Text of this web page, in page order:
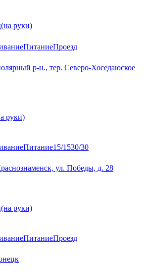
(на руки)
ПитаниеПроезд
р-н., тер. Северо-Хоседаюское
руки)
Питание15/1530/30
ул. Победы, д. 28
(на руки)
ПитаниеПроезд